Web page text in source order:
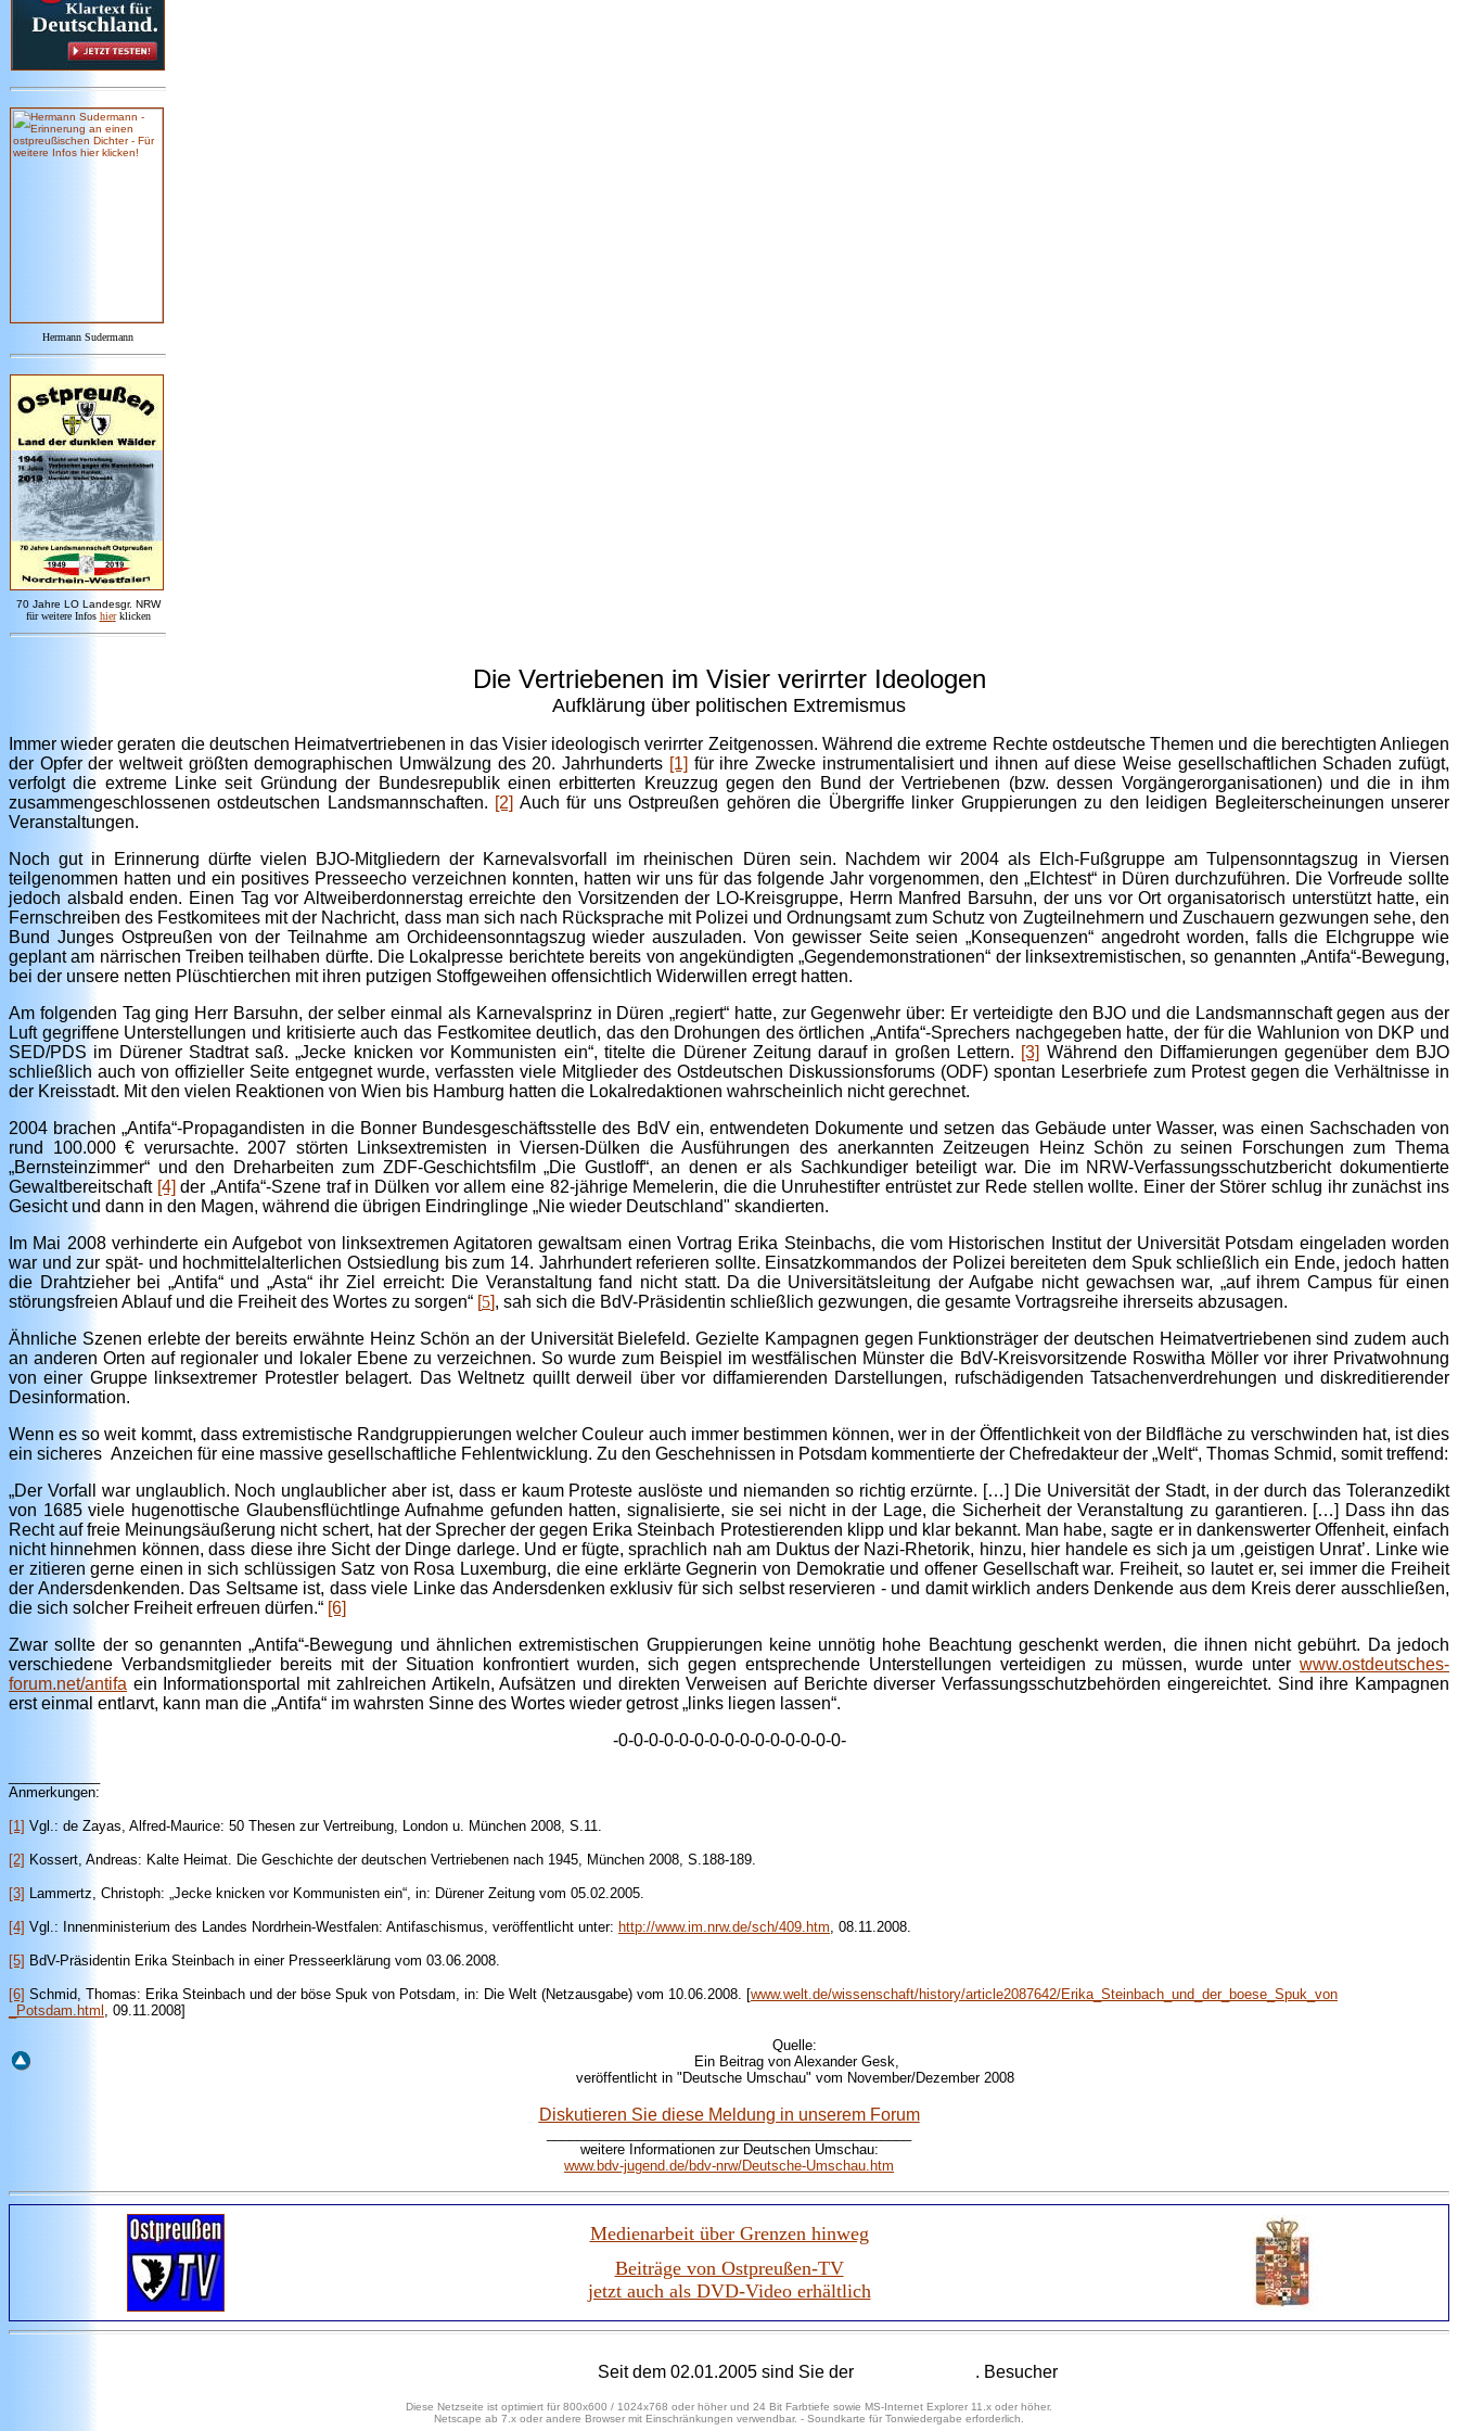
Hermann Sudermann
70 Jahre LO Landesgr. NRW
für weitere Infos hier klicken
Die Vertriebenen im Visier verirrter Ideologen
Aufklärung über politischen Extremismus
Immer wieder geraten die deutschen Heimatvertriebenen in das Visier ideologisch verirrter Zeitgenossen. Während die extreme Rechte ostdeutsche Themen und die berechtigten Anliegen
der Opfer der weltweit größten demographischen Umwälzung des 20. Jahrhunderts [1] für ihre Zwecke instrumentalisiert und ihnen auf diese Weise gesellschaftlichen Schaden zufügt,
verfolgt die extreme Linke seit Gründung der Bundesrepublik einen erbitterten Kreuzzug gegen den Bund der Vertriebenen (bzw. dessen Vorgängerorganisationen) und die in ihm
zusammengeschlossenen ostdeutschen Landsmannschaften. [2] Auch für uns Ostpreußen gehören die Übergriffe linker Gruppierungen zu den leidigen Begleiterscheinungen unserer
Veranstaltungen.
Noch gut in Erinnerung dürfte vielen BJO-Mitgliedern der Karnevalsvorfall im rheinischen Düren sein.
Nachdem wir 2004 als Elch-Fußgruppe am Tulpensonntagszug in Viersen
teilgenommen hatten und ein positives Presseecho verzeichnen konnten, hatten wir uns für das folgende Jahr vorgenommen, den „Elchtest“ in Düren durchzuführen. Die Vorfreude sollte
jedoch alsbald enden. Einen Tag vor Altweiberdonnerstag erreichte den Vorsitzenden der LO-Kreisgruppe, Herrn Manfred Barsuhn, der uns vor Ort organisatorisch unterstützt hatte, ein
Fernschreiben des Festkomitees mit der Nachricht, dass man sich nach Rücksprache mit Polizei und Ordnungsamt zum Schutz von Zugteilnehmern und Zuschauern gezwungen sehe, den
Bund Junges Ostpreußen von der Teilnahme am Orchideensonntagszug wieder auszuladen. Von gewisser Seite seien „Konsequenzen“ angedroht worden, falls die Elchgruppe wie
geplant am närrischen Treiben teilhaben dürfte. Die Lokalpresse berichtete bereits von angekündigten „Gegendemonstrationen“ der linksextremistischen, so genannten „Antifa“-Bewegung,
bei der unsere netten Plüschtierchen mit ihren putzigen Stoffgeweihen offensichtlich Widerwillen erregt hatten.
Am folgenden Tag ging Herr Barsuhn, der selber einmal als Karnevalsprinz in Düren „regiert“ hatte, zur Gegenwehr über: Er verteidigte den BJO und die Landsmannschaft gegen aus der
Luft gegriffene Unterstellungen und kritisierte auch das Festkomitee deutlich, das den Drohungen des örtlichen „Antifa“-Sprechers nachgegeben hatte, der für die Wahlunion von DKP und
SED/PDS im Dürener Stadtrat saß. „Jecke knicken vor Kommunisten ein“, titelte die Dürener Zeitung darauf in großen Lettern. [3] Während den Diffamierungen gegenüber dem BJO
schließlich auch von offizieller Seite entgegnet wurde, verfassten viele Mitglieder des Ostdeutschen Diskussionsforums (ODF) spontan Leserbriefe zum Protest gegen die Verhältnisse in
der Kreisstadt. Mit den vielen Reaktionen von Wien bis Hamburg hatten die Lokalredaktionen wahrscheinlich nicht gerechnet.
2004 brachen „Antifa“-Propagandisten in die Bonner Bundesgeschäftsstelle des BdV ein, entwendeten Dokumente und setzen das Gebäude unter Wasser, was einen Sachschaden von
rund 100.000 € verursachte. 2007 störten Linksextremisten in Viersen-Dülken die Ausführungen des anerkannten Zeitzeugen Heinz Schön zu seinen Forschungen zum Thema
„Bernsteinzimmer“ und den Dreharbeiten zum ZDF-Geschichtsfilm „Die Gustloff“, an denen er als Sachkundiger beteiligt war. Die im NRW-Verfassungsschutzbericht dokumentierte
Gewaltbereitschaft [4] der „Antifa“-Szene traf in Dülken vor allem eine 82-jährige Memelerin, die die Unruhestifter entrüstet zur Rede stellen wollte. Einer der Störer schlug ihr zunächst ins
Gesicht und dann in den Magen, während die übrigen Eindringlinge „Nie wieder Deutschland" skandierten.
Im Mai 2008 verhinderte ein Aufgebot von linksextremen Agitatoren gewaltsam einen Vortrag Erika Steinbachs, die vom Historischen Institut der Universität Potsdam eingeladen worden
war und zur spät- und hochmittelalterlichen Ostsiedlung bis zum 14. Jahrhundert referieren sollte. Einsatzkommandos der Polizei bereiteten dem Spuk schließlich ein Ende, jedoch hatten
die Drahtzieher bei „Antifa“ und „Asta“ ihr Ziel erreicht: Die Veranstaltung fand nicht statt. Da die Universitätsleitung der Aufgabe nicht gewachsen war, „auf ihrem Campus für einen
störungsfreien Ablauf und die Freiheit des Wortes zu sorgen“ [5], sah sich die BdV-Präsidentin schließlich gezwungen, die gesamte Vortragsreihe ihrerseits abzusagen.
Ähnliche Szenen erlebte der bereits erwähnte Heinz Schön an der Universität Bielefeld. Gezielte Kampagnen gegen Funktionsträger der deutschen Heimatvertriebenen sind zudem auch
an anderen Orten auf regionaler und lokaler Ebene zu verzeichnen. So wurde zum Beispiel im westfälischen Münster die BdV-Kreisvorsitzende Roswitha Möller vor ihrer Privatwohnung
von einer Gruppe linksextremer Protestler belagert. Das Weltnetz quillt derweil über vor diffamierenden Darstellungen, rufschädigenden Tatsachenverdrehungen und diskreditierender
Desinformation.
Wenn es so weit kommt, dass extremistische Randgruppierungen welcher Couleur auch immer bestimmen können, wer in der Öffentlichkeit von der Bildfläche zu verschwinden hat, ist dies
ein sicheres Anzeichen für eine massive gesellschaftliche Fehlentwicklung. Zu den Geschehnissen in Potsdam kommentierte der Chefredakteur der „Welt“, Thomas Schmid, somit treffend:
„Der Vorfall war unglaublich. Noch unglaublicher aber ist, dass er kaum Proteste auslöste und niemanden so richtig erzürnte. […] Die Universität der Stadt, in der durch das Toleranzedikt
von 1685 viele hugenottische Glaubensflüchtlinge Aufnahme gefunden hatten, signalisierte, sie sei nicht in der Lage, die Sicherheit der Veranstaltung zu garantieren. […] Dass ihn das
Recht auf freie Meinungsäußerung nicht schert, hat der Sprecher der gegen Erika Steinbach Protestierenden klipp und klar bekannt. Man habe, sagte er in dankenswerter Offenheit, einfach
nicht hinnehmen können, dass diese ihre Sicht der Dinge darlege. Und er fügte, sprachlich nah am Duktus der Nazi-Rhetorik, hinzu, hier handele es sich ja um ‚geistigen Unrat’. Linke wie
er zitieren gerne einen in sich schlüssigen Satz von Rosa Luxemburg, die eine erklärte Gegnerin von Demokratie und offener Gesellschaft war. Freiheit, so lautet er, sei immer die Freiheit
der Andersdenkenden. Das Seltsame ist, dass viele Linke das Andersdenken exklusiv für sich selbst reservieren - und damit wirklich anders Denkende aus dem Kreis derer ausschließen,
die sich solcher Freiheit erfreuen dürfen.“ [6]
Zwar sollte der so genannten „Antifa“-Bewegung und ähnlichen extremistischen Gruppierungen keine unnötig hohe Beachtung geschenkt werden, die ihnen nicht gebührt. Da jedoch
verschiedene Verbandsmitglieder bereits mit der Situation konfrontiert wurden, sich gegen entsprechende Unterstellungen verteidigen zu müssen, wurde unter www.ostdeutsches-
forum.net/antifa ein Informationsportal mit zahlreichen Artikeln, Aufsätzen und direkten Verweisen auf Berichte diverser Verfassungsschutzbehörden eingereichtet. Sind ihre Kampagnen
erst einmal entlarvt, kann man die „Antifa“ im wahrsten Sinne des Wortes wieder getrost „links liegen lassen“.
-0-0-0-0-0-0-0-0-0-0-0-0-0-0-0-
Anmerkungen:
[1] Vgl.: de Zayas, Alfred-Maurice: 50 Thesen zur Vertreibung, London u. München 2008, S.11.
[2] Kossert, Andreas: Kalte Heimat. Die Geschichte der deutschen Vertriebenen nach 1945, München 2008, S.188-189.
[3] Lammertz, Christoph: „Jecke knicken vor Kommunisten ein“, in: Dürener Zeitung vom 05.02.2005.
[4] Vgl.: Innenministerium des Landes Nordrhein-Westfalen: Antifaschismus, veröffentlicht unter: http://www.im.nrw.de/sch/409.htm, 08.11.2008.
[5] BdV-Präsidentin Erika Steinbach in einer Presseerklärung vom 03.06.2008.
[6] Schmid, Thomas: Erika Steinbach und der böse Spuk von Potsdam, in: Die Welt (Netzausgabe) vom 10.06.2008. [www.welt.de/wissenschaft/history/article2087642/Erika_Steinbach_und_der_boese_Spuk_von
_Potsdam.html , 09.11.2008]
Quelle:
Ein Beitrag von Alexander Gesk,
veröffentlicht in "Deutsche Umschau" vom November/Dezember 2008
Diskutieren Sie diese Meldung in unserem Forum
weitere Informationen zur Deutschen Umschau:
www.bdv-jugend.de/bdv-nrw/Deutsche-Umschau.htm
Medienarbeit über Grenzen hinweg
Beiträge von Ostpreußen-TV
jetzt auch als DVD-Video erhältlich
Seit dem 02.01.2005 sind Sie der . Besucher
Diese Netzseite ist optimiert für 800x600 / 1024x768 oder höher und 24 Bit Farbtiefe sowie MS-Internet Explorer 11.x oder höher.
Netscape ab 7.x oder andere Browser mit Einschränkungen verwendbar. - Soundkarte für Tonwiedergabe erforderlich.